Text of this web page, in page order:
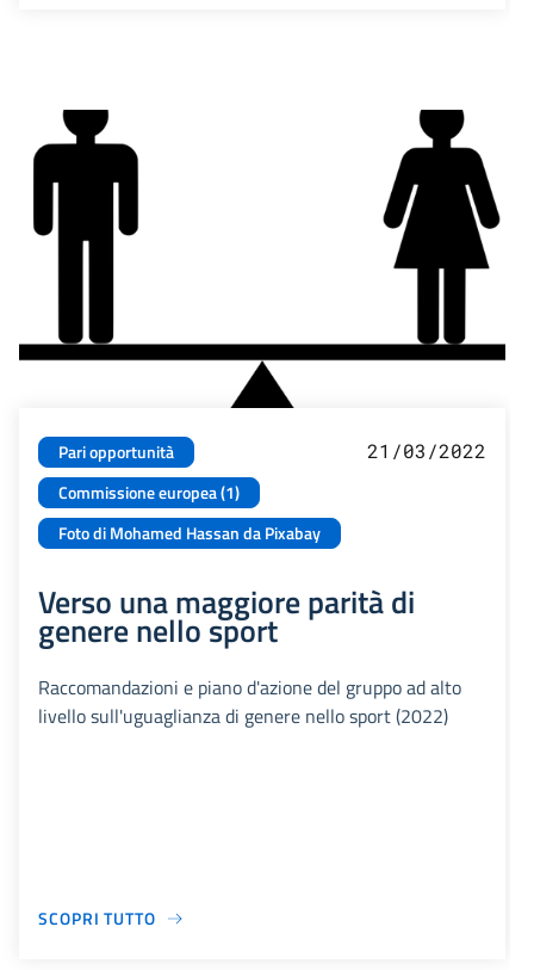
Pari opportunità
Commissione europea (1)
Foto di Mohamed Hassan da Pixabay
21/03/2022
Verso una maggiore parità di
genere nello sport
Raccomandazioni e piano d'azione del gruppo ad alto
livello sull'uguaglianza di genere nello sport (2022)
SCOPRI TUTTO